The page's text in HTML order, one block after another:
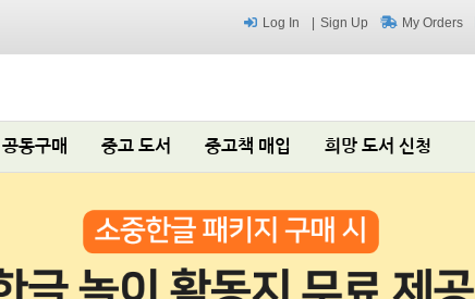
Log In Sign Up My Orders
공동구매 중고 도서 중고책 매입 희망 도서 신청